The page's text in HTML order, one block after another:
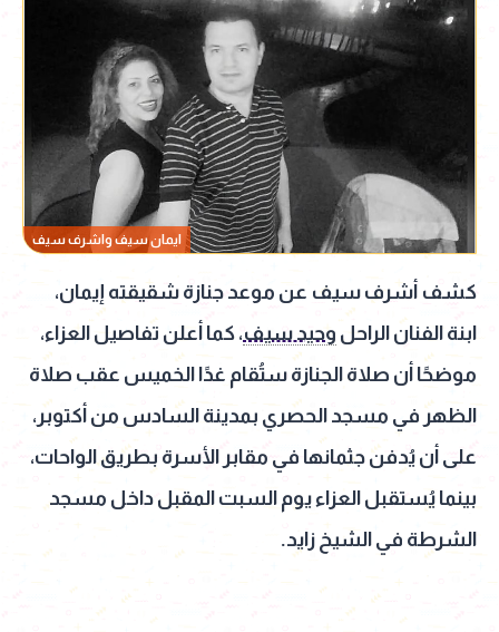
ايمان سيف واشرف سيف
كشف أشرف سيف عن موعد جنازة شقيقته إيمان،
ابنة الفنان الراحل وحيد سيف، كما أعلن تفاصيل العزاء،
موضحًا أن صلاة الجنازة ستُقام غدًا الخميس عقب صلاة
الظهر في مسجد الحصري بمدينة السادس من أكتوبر،
على أن يُدفن جثمانها في مقابر الأسرة بطريق الواحات،
بينما يُستقبل العزاء يوم السبت المقبل داخل مسجد
الشرطة في الشيخ زايد.